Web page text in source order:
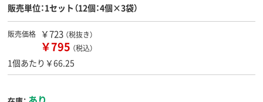
販売単位：1セット（12個：4個×3袋）
販売価格 ￥723 （税抜き）
￥795 （税込）
1個あたり￥66.25